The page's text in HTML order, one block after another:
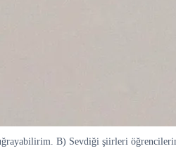
B) Sevdiği şiirleri